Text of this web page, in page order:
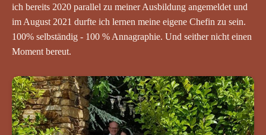
ich bereits 2020 parallel zu meiner Ausbildung angemeldet und
im August 2021 durfte ich lernen meine eigene Chefin zu sein.
100% selbständig - 100 % Annagraphie. Und seither nicht einen
Moment bereut.